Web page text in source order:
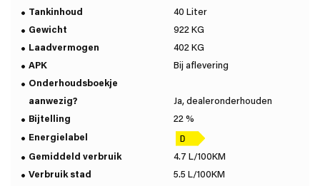
Tankinhoud
40 Liter
Gewicht
922 KG
Laadvermogen
402 KG
APK
Bij aflevering
Onderhoudsboekje
aanwezig?
Ja, dealeronderhouden
Bijtelling
22 %
Energielabel
Gemiddeld verbruik
4.7 L/100KM
Verbruik stad
5.5 L/100KM